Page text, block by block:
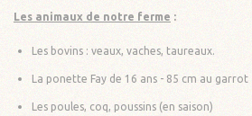
Les animaux de notre ferme :
Les bovins : veaux, vaches, taureaux.
La ponette Fay de 16 ans - 85 cm au garrot
Les poules, coq, poussins (en saison)